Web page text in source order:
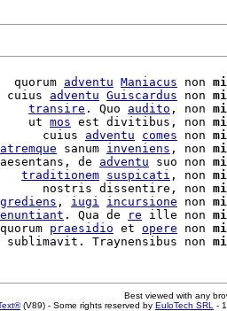
adventu Maniacus non
adventu Guiscardus non
transire . Quo audito , non
ut
mos est divitibus, non
cuius
adventu comes non
sanum inveniens , non
de
adventu suo non
traditionem suspicati , non
nostris dissentire, non
, iugi incursione non
. Qua de re ille non
praesidio et opere non
Traynensibus non
Best viewed with any
(V89) - Some rights reserved by EuloTech SRL -